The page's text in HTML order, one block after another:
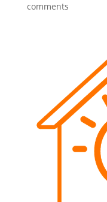
comments